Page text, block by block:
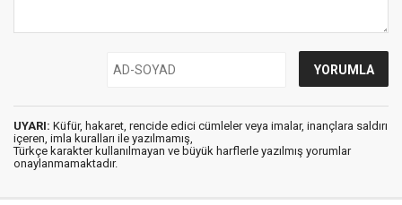
UYARI: Küfür, hakaret, rencide edici cümleler veya imalar, inançlara saldırı
içeren, imla kuralları ile yazılmamış,
Türkçe karakter kullanılmayan ve büyük harflerle yazılmış yorumlar
onaylanmamaktadır.